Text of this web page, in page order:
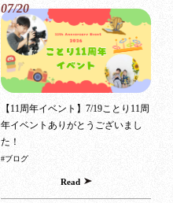
07/20
【11周年イベント】7/19ことり11周
年イベントありがとうございまし
た！
#ブログ
Read